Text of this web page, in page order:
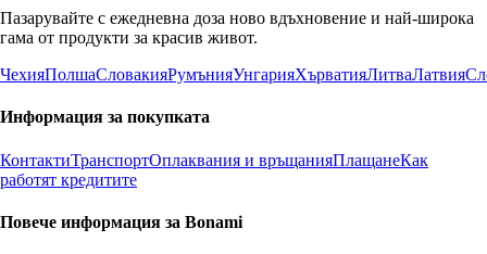
Пазарувайте с ежедневна доза ново вдъхновение и най-широка
гама от продукти за красив живот.
ЧехияПолшаСловакияРумънияУнгарияХърватияЛитваЛатвия
Информация за покупката
КонтактиТранспортОплаквания и връщанияПлащанеКак
работят кредитите
Повече информация за Bonami